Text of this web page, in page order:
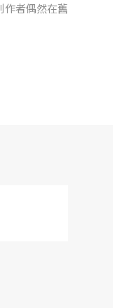
作者偶然在舊